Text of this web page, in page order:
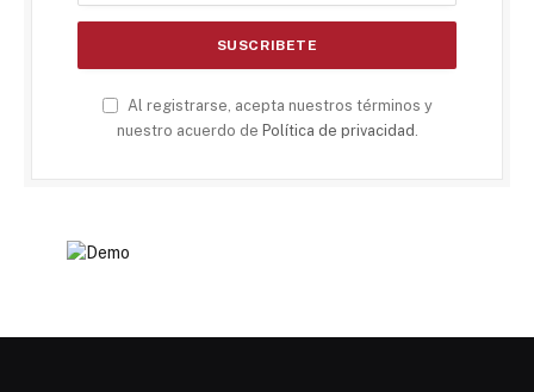
Al registrarse, acepta nuestros términos y
nuestro acuerdo de Política de privacidad